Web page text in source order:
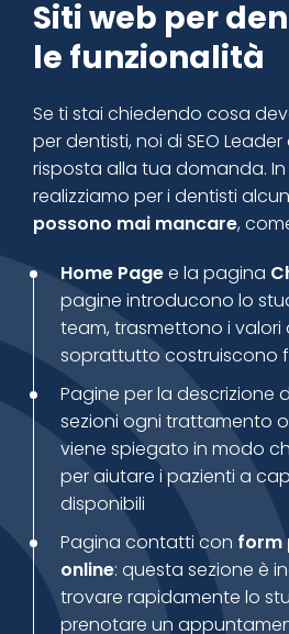
Siti web per
le funzionalità
Se ti stai chiedendo cosa
per dentisti, noi di SEO
risposta alla tua domanda.
realizziamo per i dentisti
possono mai mancare,
Home Pagee la pagina
pagine introducono lo
team, trasmettono i valori
soprattutto costruiscono
Pagine per la descrizione
sezioni ogni trattamento
viene spiegato in modo
per aiutare i pazienti a
disponibili
Pagina contatti con form
online: questa sezione è
trovare rapidamente lo
prenotare un